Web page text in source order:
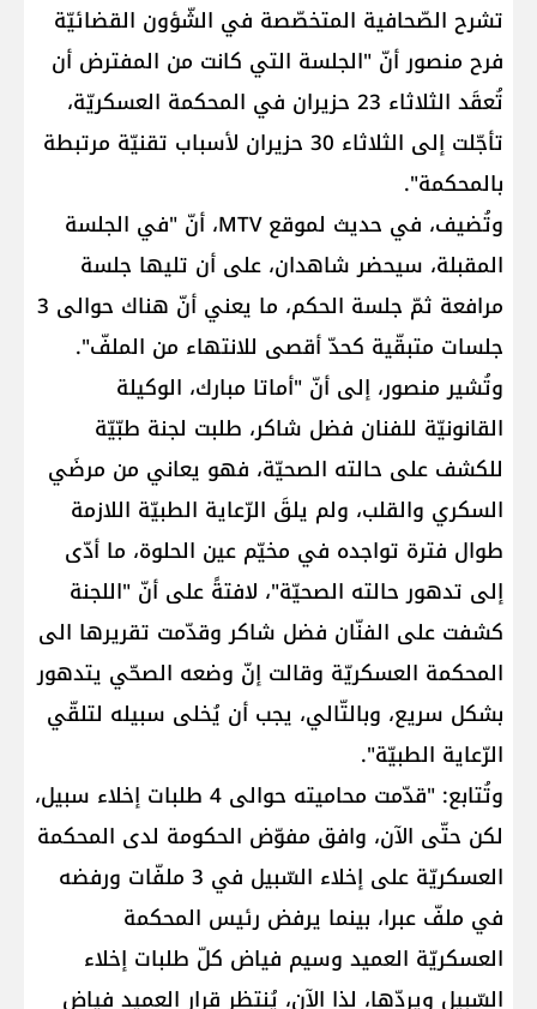
تشرح الصّحافية المتخصّصة في الشّؤون القضائيّة
فرح منصور أنّ "الجلسة التي كانت من المفترض أن
تُعقَد الثلاثاء 23 حزيران في المحكمة العسكريّة،
تأجّلت إلى الثلاثاء 30 حزيران لأسباب تقنيّة مرتبطة
بالمحكمة".
وتُضيف، في حديث لموقع MTV، أنّ "في الجلسة
المقبلة، سيحضر شاهدان، على أن تليها جلسة
مرافعة ثمّ جلسة الحكم، ما يعني أنّ هناك حوالى 3
جلسات متبقّية كحدّ أقصى للانتهاء من الملفّ".
وتُشير منصور، إلى أنّ "أماتا مبارك، الوكيلة
القانونيّة للفنان فضل شاكر، طلبت لجنة طبّيّة
للكشف على حالته الصحيّة، فهو يعاني من مرضَي
السكري والقلب، ولم يلقَ الرّعاية الطبيّة اللازمة
طوال فترة تواجده في مخيّم عين الحلوة، ما أدّى
إلى تدهور حالته الصحيّة"، لافتةً على أنّ "اللجنة
كشفت على الفنّان فضل شاكر وقدّمت تقريرها الى
المحكمة العسكريّة وقالت إنّ وضعه الصحّي يتدهور
بشكل سريع، وبالتّالي، يجب أن يُخلى سبيله لتلقّي
الرّعاية الطبيّة".
وتُتابع: "قدّمت محاميته حوالى 4 طلبات إخلاء سبيل،
لكن حتّى الآن، وافق مفوّض الحكومة لدى المحكمة
العسكريّة على إخلاء السّبيل في 3 ملفّات ورفضه
في ملفّ عبرا، بينما يرفض رئيس المحكمة
العسكريّة العميد وسيم فياض كلّ طلبات إخلاء
السّبيل ويردّها، لذا الآن، يُنتظر قرار العميد فياض